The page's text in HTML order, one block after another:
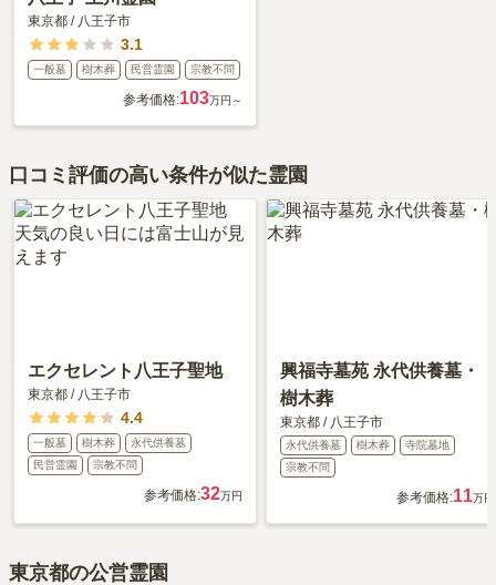
東京都 / 八王子市
3.1
一般墓 樹木葬 民営霊園 宗教不問
参考価格:103万円～
口コミ評価の高い条件が似た霊園
エクセレント八王子聖地
東京都 / 八王子市
4.4
一般墓 樹木葬
永代供養墓
民営霊園
宗教不問
参考価格:32万円
興福寺墓苑 永代供養墓・
樹木葬
東京都 / 八王子市
永代供養墓 樹木葬
寺院墓地
宗教不問
参考価格:11万円
東京都の公営霊園